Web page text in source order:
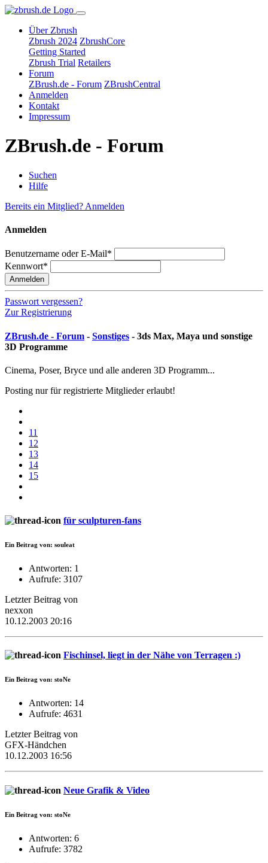
Über Zbrush
Zbrush 2024 ZbrushCore
Getting Started
Zbrush Trial Retailers
Forum
ZBrush.de - Forum ZBrushCentral
Anmelden
Kontakt
Impressum
ZBrush.de - Forum
Suchen
Hilfe
Bereits ein Mitglied? Anmelden
Anmelden
Benutzername oder E-Mail*
Kennwort*
Anmelden
Passwort vergessen?
Zur Registrierung
ZBrush.de - Forum - Sonstiges - 3ds Max, Maya und sonstige
3D Programme
Cinema, Poser, Bryce und alle anderen 3D Programm...
Posting nur für registrierte Mitglieder erlaubt!
11
12
13
14
15
für sculpturen-fans
Ein Beitrag von: souleat
Antworten: 1
Aufrufe: 3107
Letzter Beitrag von
nexxon
10.12.2003 20:16
Fischinsel, liegt in der Nähe von Terragen :)
Ein Beitrag von: stoNe
Antworten: 14
Aufrufe: 4631
Letzter Beitrag von
GFX-Händchen
10.12.2003 16:56
Neue Grafik & Video
Ein Beitrag von: stoNe
Antworten: 6
Aufrufe: 3782